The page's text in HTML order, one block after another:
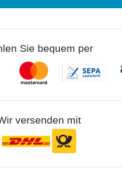
Sie bequem per
versenden mit